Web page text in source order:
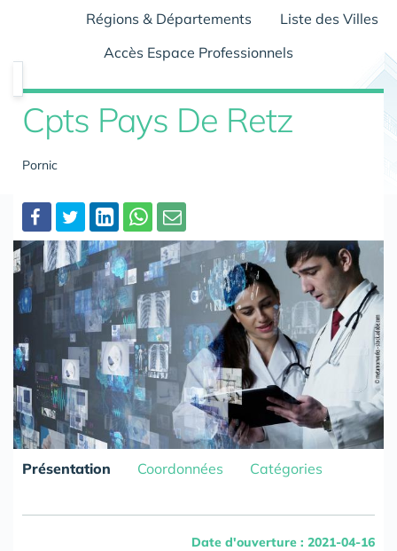
Régions & Départements
Liste des Villes
Accès Espace Professionnels
Cpts Pays De Retz
Pornic
Partager
Présentation Coordonnées Catégories
Date d'ouverture : 2021-04-16